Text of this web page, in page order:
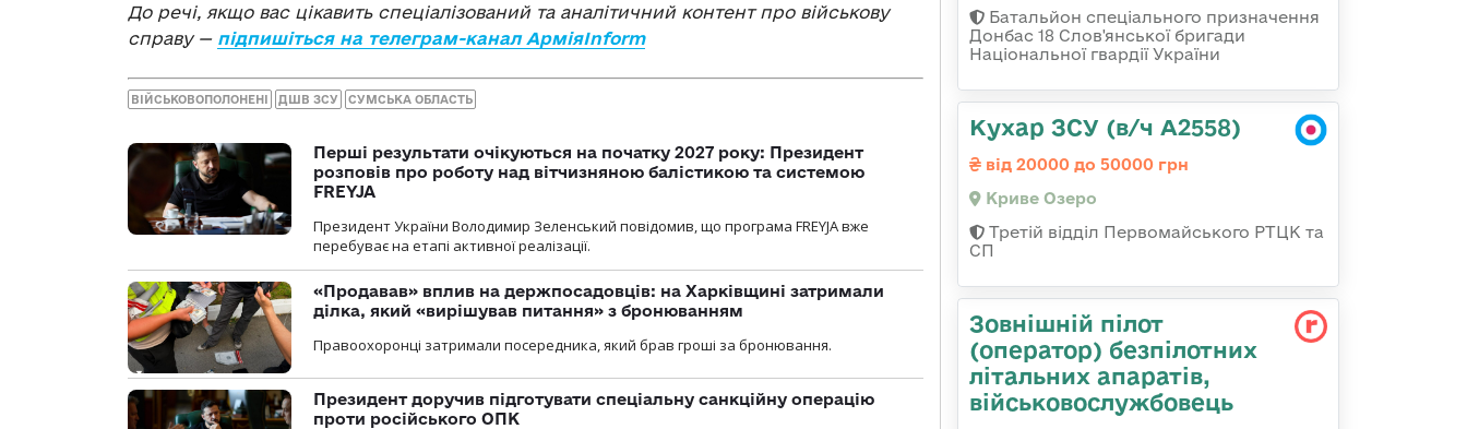
До речі, якщо вас цікавить спеціалізований та аналітичний контент про військову
справу — підпишіться на телеграм-канал АрміяInform
ВІЙСЬКОВОПОЛОНЕНІ ДШВ ЗСУ СУМСЬКА ОБЛАСТЬ
Перші результати очікуються на початку 2027 року: Президент
розповів про роботу над вітчизняною балістикою та системою
FREYJA
Президент України Володимир Зеленський повідомив, що програма FREYJA вже
перебуває на етапі активної реалізації.
«Продавав» вплив на держпосадовців: на Харківщині затримали
ділка, який «вирішував питання» з бронюванням
Правоохоронці затримали посередника, який брав гроші за бронювання.
Президент доручив підготувати спеціальну санкційну операцію
проти російського ОПК
Батальйон спеціального призначення
Донбас 18 Слов'янської бригади
Національної гвардії України
Кухар ЗСУ (в/ч А2558)
від 20000 до 50000 грн
Криве Озеро
Третій відділ Первомайського РТЦК та
СП
Зовнішній пілот
(оператор) безпілотних
літальних апаратів,
військовослужбовець